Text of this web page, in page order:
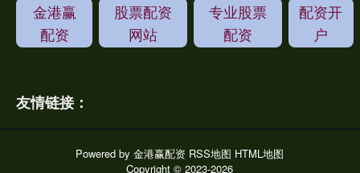
金港赢
配资
股票配资
网站
专业股票
配资
配资开
户
友情链接：
Powered by金港赢配资 RSS地图 HTML地图
Copyright© 2023-2026